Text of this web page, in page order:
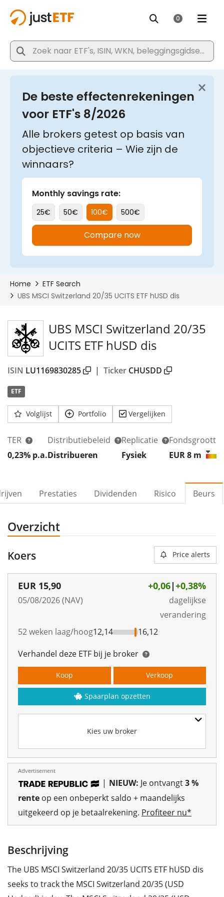
UBS MSCI Switzerland 20/35
UCITS ETF hUSD dis
ISIN LU1169830285 | Ticker CHUSDD
ETF
Volglijst Portfolio Vergelijken
TER
0,23% p.a.
Distributiebeleid
Distribueren
Replicatie
Fysiek
Fondsgrootte
EUR 8 m
Prestaties Dividenden Risico Beurs
Overzicht
Koers Price alerts
EUR 15,90
05/08/2026 (NAV)
+0,06|+0,38%
dagelijkse
verandering
52 weken laag/hoog12,14
16,12
Verhandel deze ETF bij je broker
Kies uw broker
Koop Verkoop
Spaarplan opzetten
Advertisement
| NIEUW: Je ontvangt3 %
rente op een onbeperkt saldo + maandelijks
uitgekeerd op je betaalrekening. Profiteer nu*
Beschrijving
The UBS MSCI Switzerland 20/35 UCITS ETF hUSD dis
seeks to track the MSCI Switzerland 20/35 (USD